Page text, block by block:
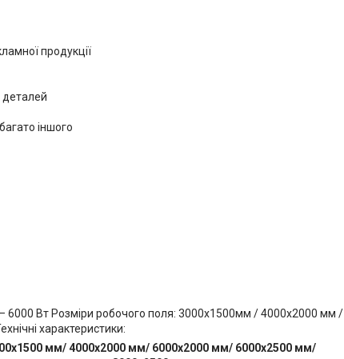
продукції
іншого
6000 Вт Розміри робочого поля: 3000х1500мм / 4000х2000 мм /
характеристики:
мм/ 4000х2000 мм/ 6000х2000 мм/ 6000х2500 мм/